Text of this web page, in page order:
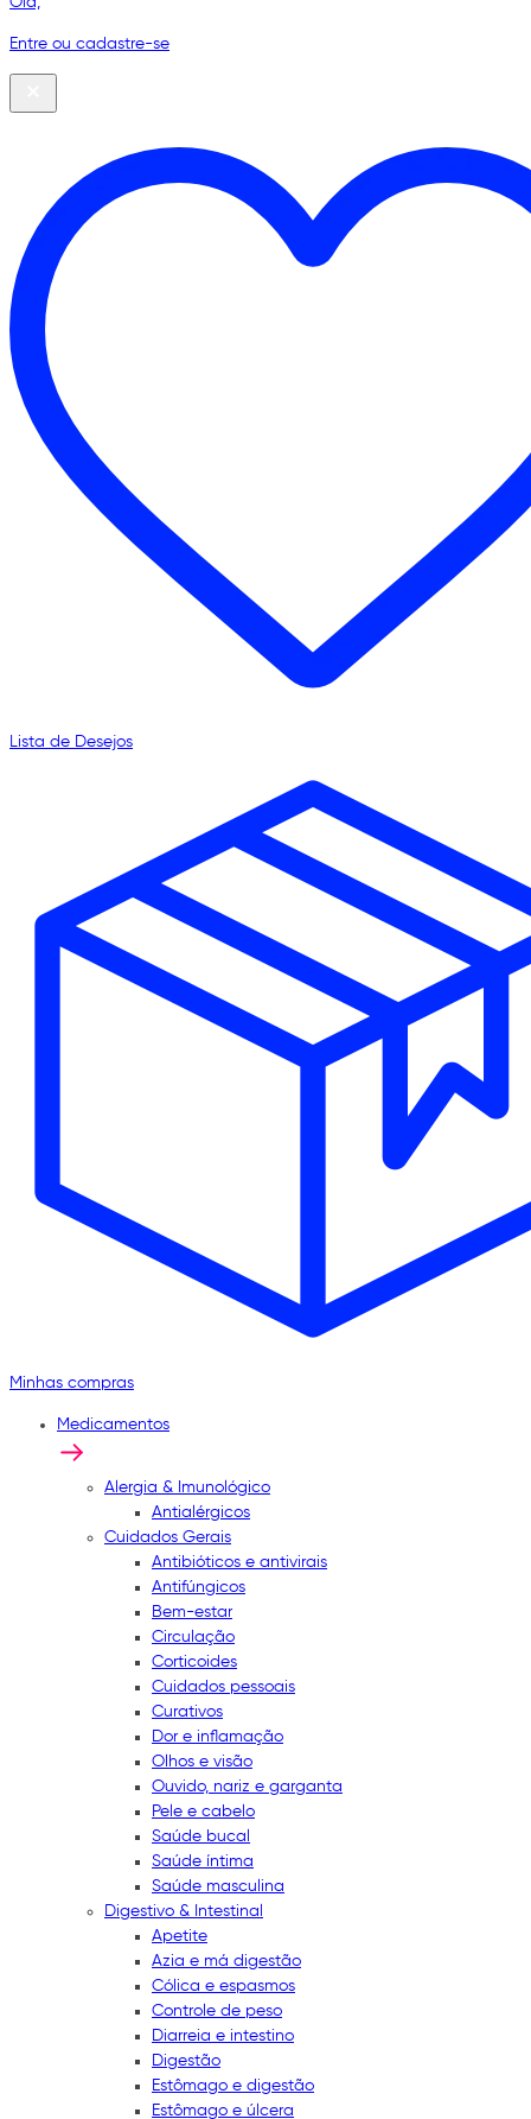
Entre ou cadastre-se
Lista de Desejos
Minhas compras
Medicamentos
Alergia & Imunológico
Antialérgicos
Cuidados Gerais
Antibióticos e antivirais
Antifúngicos
Bem-estar
Circulação
Corticoides
Cuidados pessoais
Curativos
Dor e inflamação
Olhos e visão
Ouvido, nariz e garganta
Pele e cabelo
Saúde bucal
Saúde íntima
Saúde masculina
Digestivo & Intestinal
Apetite
Azia e má digestão
Cólica e espasmos
Controle de peso
Diarreia e intestino
Digestão
Estômago e digestão
Estômago e úlcera